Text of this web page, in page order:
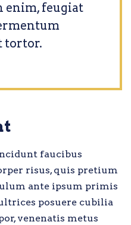
enim, feugiat
tortor.
faucibus
risus, quis pretium
ante ipsum primis
posuere cubilia
venenatis metus